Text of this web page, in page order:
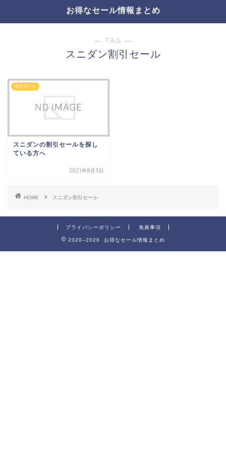
お得なセール情報まとめ
― TAG ―
スニダン割引セール
割引セール
スニダンの割引セールを探し
ている方へ
2021年8月3日
HOME スニダン割引セール
プライバシーポリシー 免責事項
2020–2026 お得なセール情報まとめ